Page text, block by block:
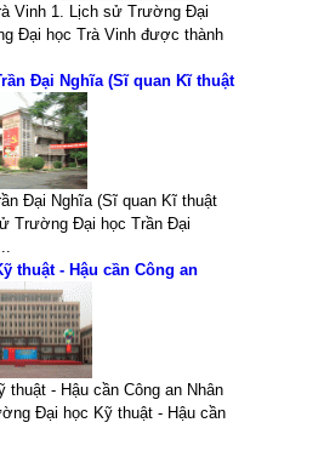
Vinh 1. Lịch sử Trường Đại
Đại học Trà Vinh được thành
Đại Nghĩa (Sĩ quan Kĩ thuật
Đại Nghĩa (Sĩ quan Kĩ thuật
Trường Đại học Trần Đại
thuật - Hậu cần Công an
- Hậu cần Công an Nhân
Đại học Kỹ thuật - Hậu cần